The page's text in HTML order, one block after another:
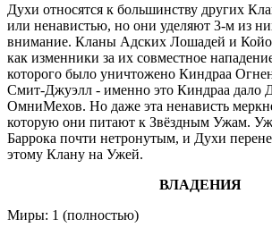
Духи относятся к большинству других
или ненавистью, но они уделяют 3-м из
внимание. Кланы Адских Лошадей и
как изменники за их совместное
которого было уничтожено Киндраа
Смит-Джуэлл - именно это Киндраа дало
ОмниМехов. Но даже эта ненависть
которую они питают к Звёздным Ужам.
Баррока почти нетронутым, и Духи
этому Клану на Ужей.
ВЛАДЕНИЯ
Миры: 1 (полностью)